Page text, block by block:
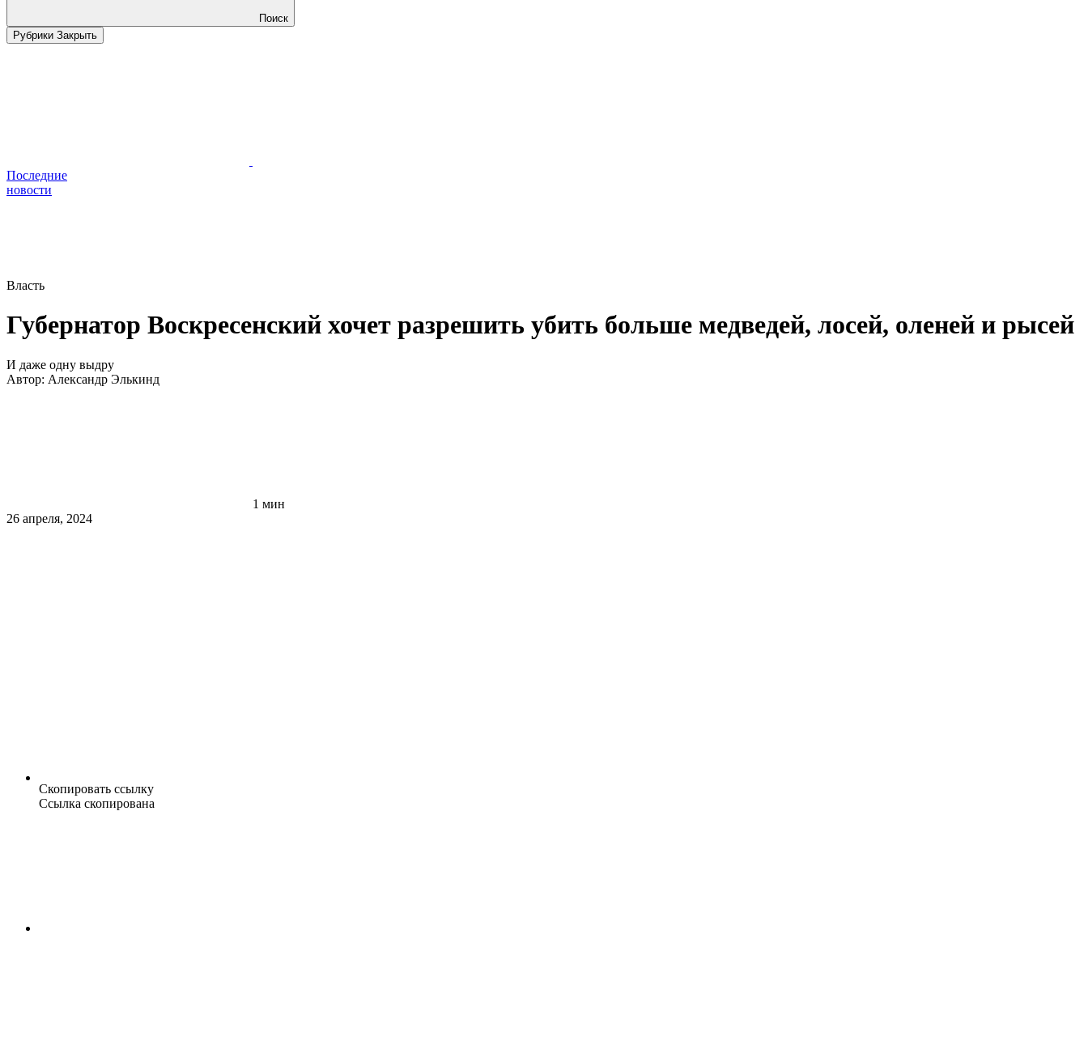
Поиск
Рубрики Закрыть
Последние
новости
Власть
Губернатор Воскресенский хочет разрешить убить больше медведей, лосей, оленей и рысей
И даже одну выдру
Автор: Александр Элькинд
1 мин
26 апреля, 2024
Скопировать ссылку
Ссылка скопирована